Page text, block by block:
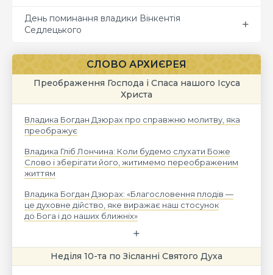
День поминання владики Вінкентія
Седлецького
СЛОВО АРХИЄРЕЯ
Преображення Господа і Спаса нашого Ісуса
Христа
Владика Богдан Дзюрах про справжню молитву, яка
преображує
Владика Гліб Лончина: Коли будемо слухати Боже
Слово і зберігати його, житимемо переображеним
життям
Владика Богдан Дзюрах: «Благословення плодів —
це духовне дійство, яке виражає наш стосунок
до Бога і до наших ближніх»
Неділя 10-та по Зісланні Святого Духа